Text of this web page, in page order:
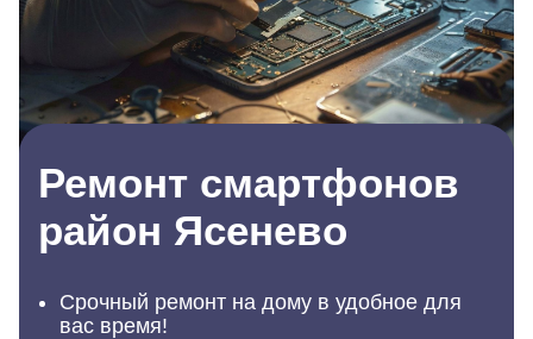
Ремонт смартфонов
район Ясенево
Срочный ремонт на дому в удобное для
вас время!